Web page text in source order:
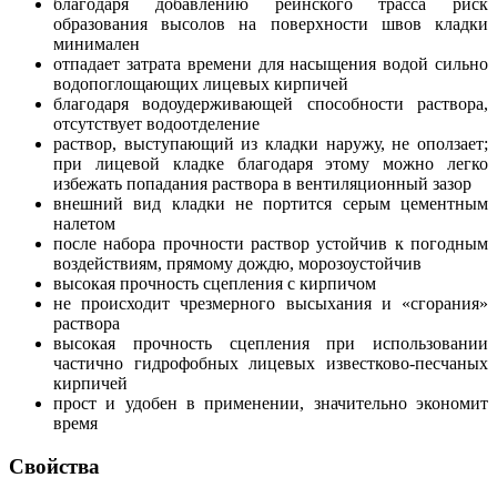
благодаря добавлению рейнского трасса риск
образования высолов на поверхности швов кладки
минимален
отпадает затрата времени для насыщения водой сильно
водопоглощающих лицевых кирпичей
благодаря водоудерживающей способности раствора,
отсутствует водоотделение
раствор, выступающий из кладки наружу, не оползает;
при лицевой кладке благодаря этому можно легко
избежать попадания раствора в вентиляционный зазор
внешний вид кладки не портится серым цементным
налетом
после набора прочности раствор устойчив к погодным
воздействиям, прямому дождю, морозоустойчив
высокая прочность сцепления с кирпичом
не происходит чрезмерного высыхания и «сгорания»
раствора
высокая прочность сцепления при использовании
частично гидрофобных лицевых известково-песчаных
кирпичей
прост и удобен в применении, значительно экономит
время
Свойства